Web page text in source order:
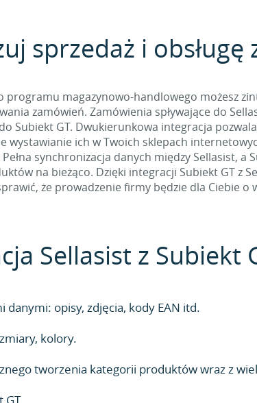
sprzedaż i obsługę
programu magazynowo-handlowego możesz
zamówień. Zamówienia spływające do
Subiekt GT. Dwukierunkowa integracja
wystawianie ich w Twoich sklepach
synchronizacja danych między Sellasist, a
na bieżąco. Dzięki integracji Subiekt GT z
że prowadzenie firmy będzie dla Ciebie o
Sellasist z Subiekt
opisy, zdjęcia, kody EAN itd.
kolory.
tworzenia kategorii produktów wraz z